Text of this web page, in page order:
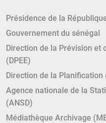
Présidence de la
Gouvernement du sénégal
Direction de la Prévision et
(DPEE)
Direction de la Planification
Agence nationale de la
(ANSD)
Médiathèque Archivage